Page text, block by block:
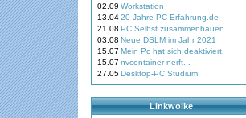
02.09 Workstation
13.0420 Jahre PC-Erfahrung.de
21.08 PC Selbst zusammenbauen
03.08 Neue DSLM im Jahr 2021
15.07 Mein Pc hat sich deaktiviert.
15.07 nvcontainer nerft...
27.05Desktop-PC Studium
Linkwolke